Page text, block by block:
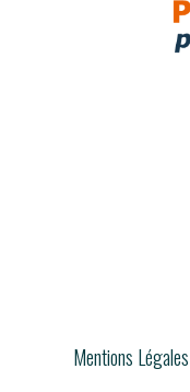
Mentions Légales